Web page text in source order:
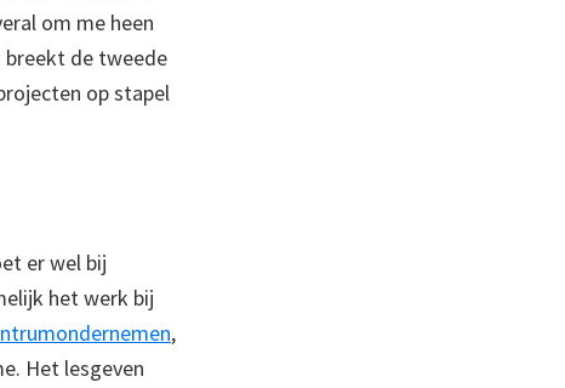
om me heen
breekt de tweede
op stapel
er wel bij
het werk bij
,
Het lesgeven